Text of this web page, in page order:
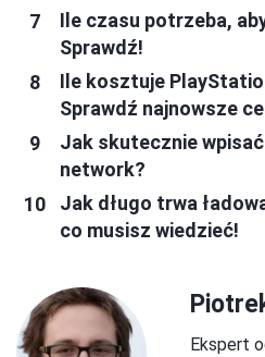
Ile czasu potrzeba,
Sprawdź!
Ile kosztuje
Sprawdź najnowsze
Jak skutecznie
network?
Jak długo trwa
co musisz wiedzieć!
Ekspert